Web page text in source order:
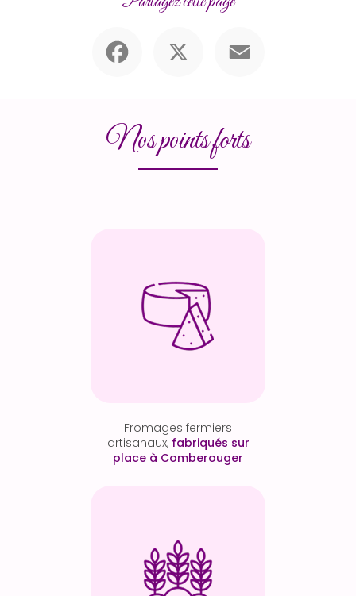
Nos points forts
Fromages fermiers
artisanaux, fabriqués sur
place à Comberouger